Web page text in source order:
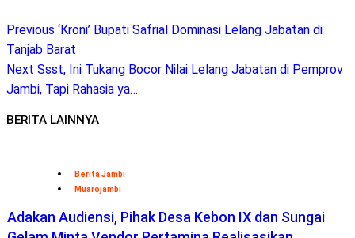
Previous ‘Kroni’ Bupati Safrial Dominasi Lelang Jabatan di
Tanjab Barat
Next Ssst, Ini Tukang Bocor Nilai Lelang Jabatan di Pemprov
Jambi, Tapi Rahasia ya…
BERITA LAINNYA
Berita Jambi
Muarojambi
Adakan Audiensi, Pihak Desa Kebon IX dan Sungai